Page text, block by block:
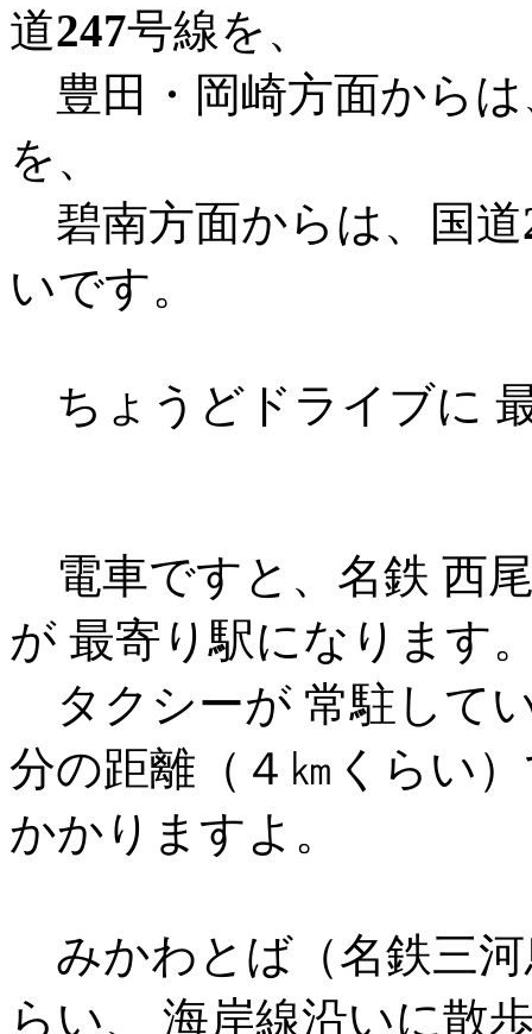
道247号線を、
豊田・岡崎方面からは
を、
碧南方面からは、国道
いです。
ちょうどドライブに
電車ですと、名鉄 西
が 最寄り駅になります
タクシーが 常駐し
分の距離（４㎞くらい
かかりますよ。
みかわとば（名鉄三
らい、 海岸線沿いに散